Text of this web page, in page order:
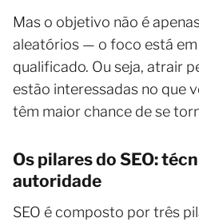
Mas o objetivo não é
aleatórios — o foco está
qualificado. Ou seja, atrair
estão interessadas no que
têm maior chance de se
Os pilares do SEO:
autoridade
SEO é composto por três